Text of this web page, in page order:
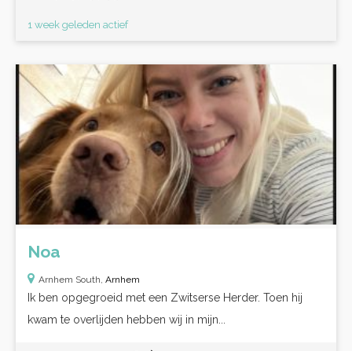
1 week geleden actief
Noa
Arnhem South, Arnhem
Ik ben opgegroeid met een Zwitserse Herder. Toen hij
kwam te overlijden hebben wij in mijn...